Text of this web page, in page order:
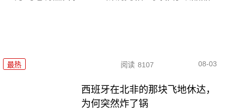
最热 阅读 8107 08-03
西班牙在北非的那块飞地休达，
为何突然炸了锅